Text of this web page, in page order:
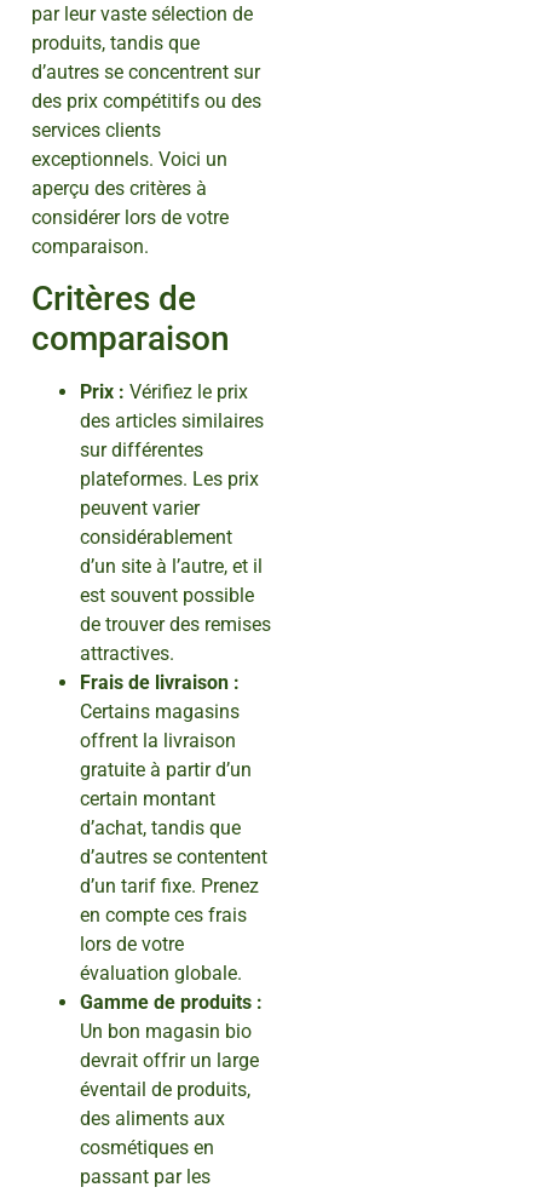
par leur vaste sélection de
produits, tandis que
d’autres se concentrent sur
des prix compétitifs ou des
services clients
exceptionnels. Voici un
aperçu des critères à
considérer lors de votre
comparaison.
Critères de
comparaison
Prix : Vérifiez le prix
des articles similaires
sur différentes
plateformes. Les prix
peuvent varier
considérablement
d’un site à l’autre, et il
est souvent possible
de trouver des remises
attractives.
Frais de livraison :
Certains magasins
offrent la livraison
gratuite à partir d’un
certain montant
d’achat, tandis que
d’autres se contentent
d’un tarif fixe. Prenez
en compte ces frais
lors de votre
évaluation globale.
Gamme de produits :
Un bon magasin bio
devrait offrir un large
éventail de produits,
des aliments aux
cosmétiques en
passant par les